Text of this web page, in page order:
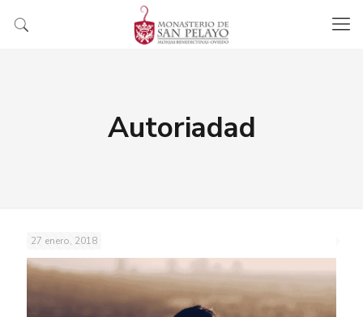
Autoriadad
27 enero, 2018